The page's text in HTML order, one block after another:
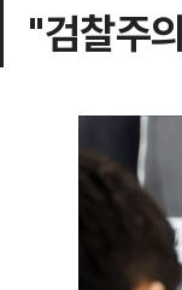
"검찰주